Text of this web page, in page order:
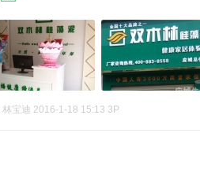
林宝迪 2016-1-18 15:13 3P